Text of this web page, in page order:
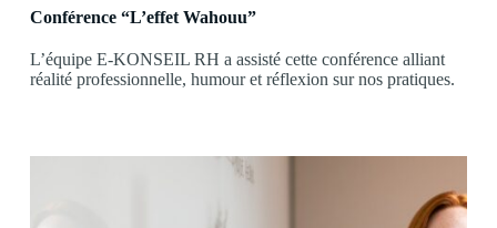
Conférence “L’effet Wahouu”
L’équipe E-KONSEIL RH a assisté cette conférence alliant
réalité professionnelle, humour et réflexion sur nos pratiques.